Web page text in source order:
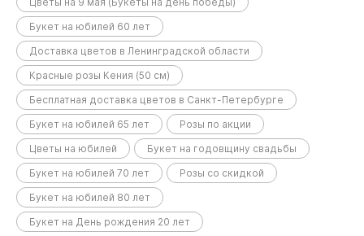
Букет на юбилей 60 лет
Доставка цветов в Ленинградской области
Красные розы Кения (50 см)
Бесплатная доставка цветов в Санкт-Петербурге
Букет на юбилей 65 лет
Розы по акции
Цветы на юбилей
Букет на годовщину свадьбы
Букет на юбилей 70 лет
Розы со скидкой
Букет на юбилей 80 лет
Букет на День рождения 20 лет